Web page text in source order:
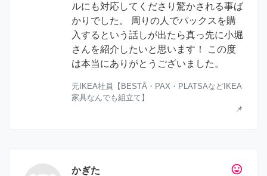
ルにも対応してくださり驚かされる事ば
かりでした。 周りの人でパックスを購
入するという話しが出たら真っ先に小堀
さんを紹介したいと思います！ この度
は本当にありがとうございました。
元IKEA社員【BESTÅ・PAX・PLATSAなどIKEA
家具なんでも組立て】
📌
tag_faces
かぎた